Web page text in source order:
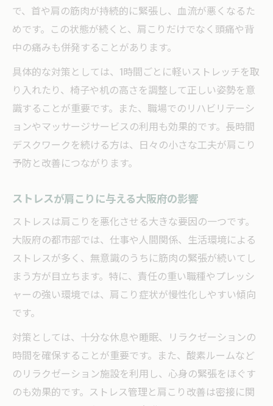
コリをほぐす食べ物の選び方と摂り方
冷えやストレス対策も肩こり予防の鍵
で、首や肩の筋肉が持続的に緊張し、血流が悪くなるた
めです。この状態が続くと、肩こりだけでなく頭痛や背
中の痛みも併発することがあります。
具体的な対策としては、1時間ごとに軽いストレッチを取
り入れたり、椅子や机の高さを調整して正しい姿勢を意
識することが重要です。また、職場でのリハビリテーシ
ョンやマッサージサービスの利用も効果的です。長時間
デスクワークを続ける方は、日々の小さな工夫が肩こり
予防と改善につながります。
ストレスが肩こりに与える大阪府の影響
ストレスは肩こりを悪化させる大きな要因の一つです。
大阪府の都市部では、仕事や人間関係、生活環境による
ストレスが多く、無意識のうちに筋肉の緊張が続いてし
まう方が目立ちます。特に、責任の重い職種やプレッシ
ャーの強い環境では、肩こり症状が慢性化しやすい傾向
です。
対策としては、十分な休息や睡眠、リラクゼーションの
時間を確保することが重要です。また、酸素ルームなど
のリラクゼーション施設を利用し、心身の緊張をほぐす
のも効果的です。ストレス管理と肩こり改善は密接に関